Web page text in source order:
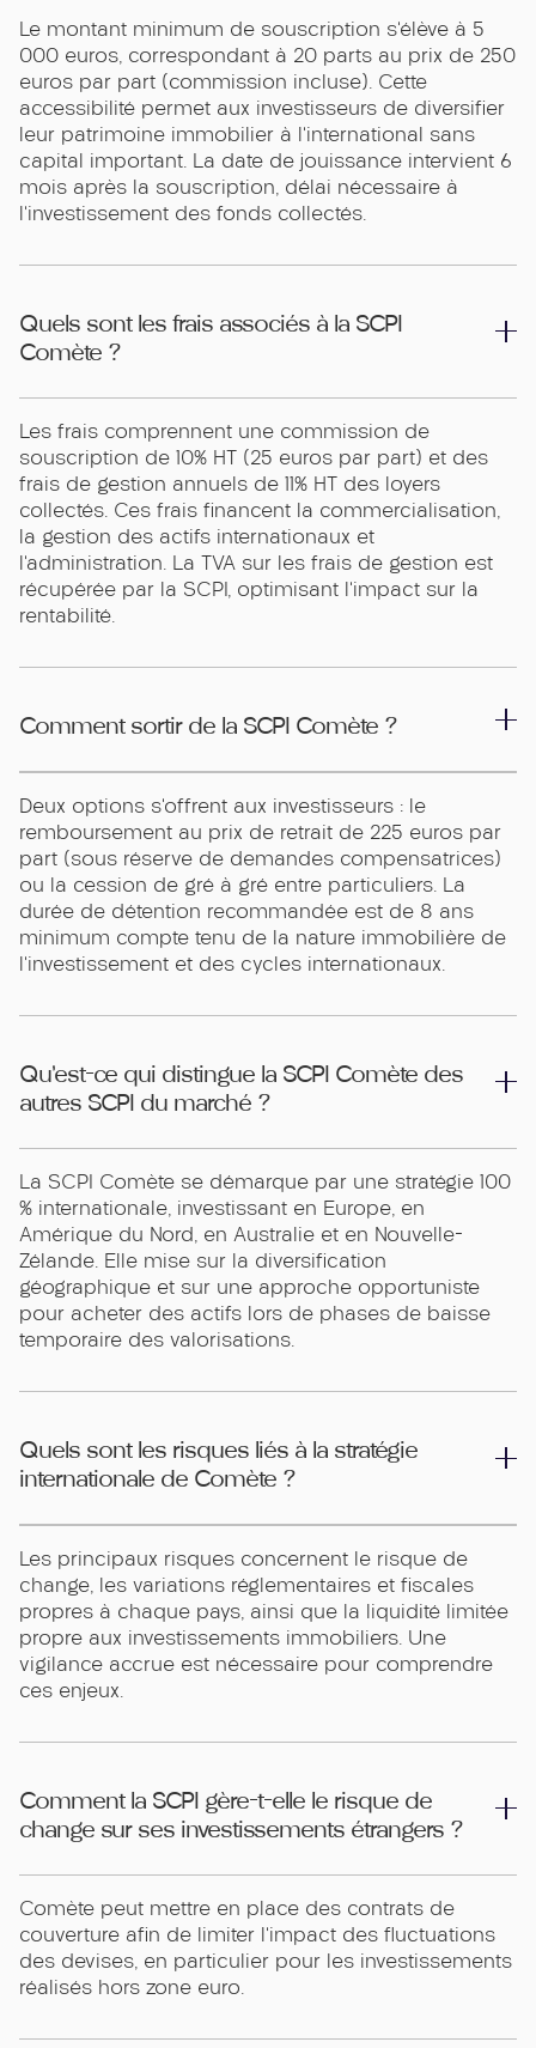
Le montant minimum de souscription s’élève à 5
000 euros, correspondant à 20 parts au prix de 250
euros par part (commission incluse). Cette
accessibilité permet aux investisseurs de diversifier
leur patrimoine immobilier à l’international sans
capital important. La date de jouissance intervient 6
mois après la souscription, délai nécessaire à
l’investissement des fonds collectés.
Quels sont les frais associés à la SCPI
Comète ?
Les frais comprennent une commission de
souscription de 10% HT (25 euros par part) et des
frais de gestion annuels de 11% HT des loyers
collectés. Ces frais financent la commercialisation,
la gestion des actifs internationaux et
l’administration. La TVA sur les frais de gestion est
récupérée par la SCPI, optimisant l’impact sur la
rentabilité.
Comment sortir de la SCPI Comète ?
Deux options s’offrent aux investisseurs : le
remboursement au prix de retrait de 225 euros par
part (sous réserve de demandes compensatrices)
ou la cession de gré à gré entre particuliers. La
durée de détention recommandée est de 8 ans
minimum compte tenu de la nature immobilière de
l’investissement et des cycles internationaux.
Qu’est-ce qui distingue la SCPI Comète des
autres SCPI du marché ?
La SCPI Comète se démarque par une stratégie 100
% internationale, investissant en Europe, en
Amérique du Nord, en Australie et en Nouvelle-
Zélande. Elle mise sur la diversification
géographique et sur une approche opportuniste
pour acheter des actifs lors de phases de baisse
temporaire des valorisations.
Quels sont les risques liés à la stratégie
internationale de Comète ?
Les principaux risques concernent le risque de
change, les variations réglementaires et fiscales
propres à chaque pays, ainsi que la liquidité limitée
propre aux investissements immobiliers. Une
vigilance accrue est nécessaire pour comprendre
ces enjeux.
Comment la SCPI gère-t-elle le risque de
change sur ses investissements étrangers ?
Comète peut mettre en place des contrats de
couverture afin de limiter l’impact des fluctuations
des devises, en particulier pour les investissements
réalisés hors zone euro.